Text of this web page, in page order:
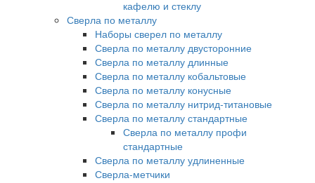
кафелю и стеклу
Сверла по металлу
Наборы сверел по металлу
Сверла по металлу двусторонние
Сверла по металлу длинные
Сверла по металлу кобальтовые
Сверла по металлу конусные
Сверла по металлу нитрид-титановые
Сверла по металлу стандартные
Сверла по металлу профи
стандартные
Сверла по металлу удлиненные
Сверла-метчики